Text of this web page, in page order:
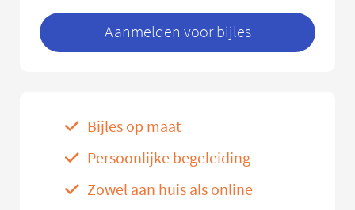
Aanmelden voor bijles
Bijles op maat
Persoonlijke begeleiding
Zowel aan huis als online